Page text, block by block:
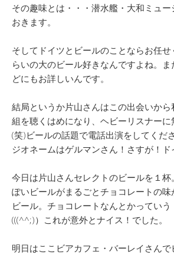
その趣味とは・・・潜水艦・大和ミュ
おきます。
そしてドイツとビールのことならお任
らいの大のビール好きなんですよね。
どにもお詳しいんです。
結局というか片山さんはこの出会いから
組を聴くはめになり、ヘビーリスナー
(笑)ビールの話題で電話出演をしてくだ
ジオネームはゲルマンさん！さすが！ド
今日は片山さんセレクトのビールを１
ぽいビールがまるごとチョコレートの味
ビール。チョコレートなんとかってい
(((^^;)）これが意外とナイス！でした。
明日はここビアカフェ・バーレイさん